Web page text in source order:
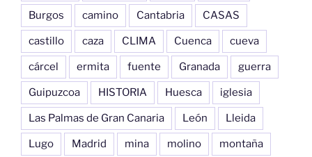
Burgos camino Cantabria CASAS
castillo caza CLIMA Cuenca cueva
cárcel ermita fuente Granada guerra
Guipuzcoa HISTORIA Huesca iglesia
Las Palmas de Gran Canaria León Lleida
Lugo Madrid mina molino montaña